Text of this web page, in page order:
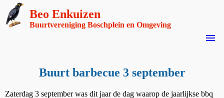
Beo Enkuizen
Buurtvereniging Boschplein en Omgeving
menu
Buurt barbecue 3 september
Zaterdag 3 september was dit jaar de dag waarop de jaarlijkse bbq